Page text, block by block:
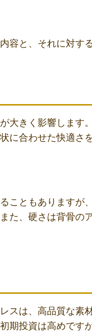
容と、それに対す
大きく影響します
に合わせた快適さ
こともありますが
た、硬さは背骨の
スは、高品質な素
期投資は高めです